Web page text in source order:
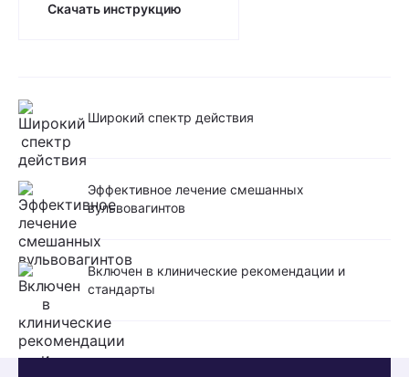
Скачать инструкцию
Широкий спектр действия
Эффективное лечение смешанных
вульвовагинтов
Включен в клинические рекомендации и
стандарты